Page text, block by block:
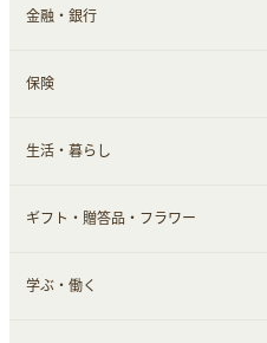
通信・レンタルサーバー
スマホ・携帯電話・SIM
定額制有料コンテンツ
クレジットカード
すべて見る
証券
仮想通貨
その他投資
金融・銀行
銀行・ネット銀行
キャッシング・ローン
その他金融
保険
すべて見る
保険相談・面談
生活・暮らし
すべて見る
住まい・暮らし
ギフト・贈答品・フラワー
すべて見る
学ぶ・働く